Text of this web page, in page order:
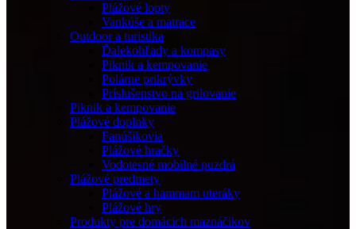
Plážové lopty
Vankúše a matrace
Outdoor a turistika
Ďalekohľady a kompasy
Piknik a kempovanie
Polárne prikrývky
Príslušenstvo na grilovanie
Piknik a kempovanie
Plážové doplnky
Fanúšikovia
Plážové hračky
Vodotesné mobilné puzdrá
Plážové predmety
Plážové a hammam uteráky
Plážové hry
Produkty pre domácich maznáčikov